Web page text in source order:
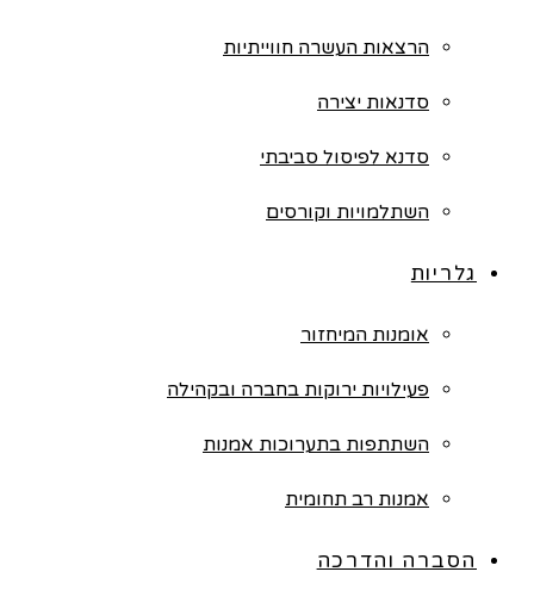
הרצאות העשרה חווייתיות
סדנאות יצירה
סדנא לפיסול סביבתי
השתלמויות וקורסים
גלריות
אומנות המיחזור
פעילויות ירוקות בחברה ובקהילה
השתתפות בתערוכות אמנות
אמנות רב תחומית
הסברה והדרכה